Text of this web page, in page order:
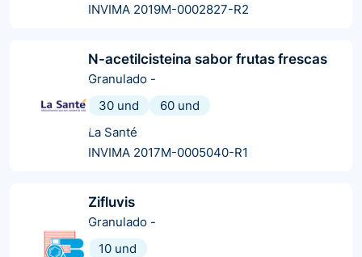
INVIMA 2019M-0002827-R2
N-acetilcisteina sabor frutas frescas
Granulado -
30 und
60 und
La Santé
INVIMA 2017M-0005040-R1
Zifluvis
Granulado -
10 und